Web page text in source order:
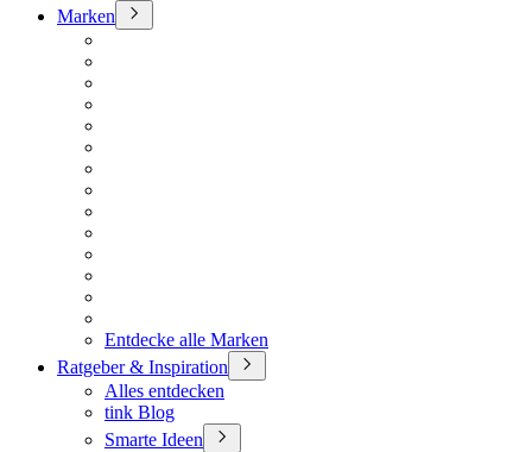
Marken
Entdecke alle Marken
Ratgeber & Inspiration
Alles entdecken
tink Blog
Smarte Ideen